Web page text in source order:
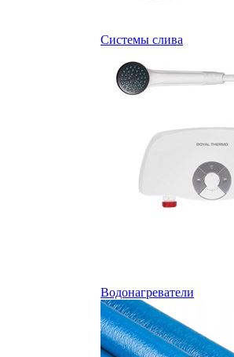
Системы слива
Водонагреватели